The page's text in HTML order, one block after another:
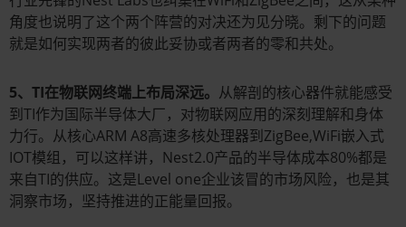
角度也说明了这个两个阵营的对决还为见分晓。剩下的问题
就是如何实现两者的彼此妥协或者两者的零和共处。
5、TI在物联网终端上布局深远。 从解剖的核心器件就能感受
到TI作为国际半导体大厂，对物联网应用的深刻理解和身体
力行。从核心ARM A8高速多核处理器到ZigBee,WiFi嵌入式
IOT模组，可以这样讲，Nest2.0产品的半导体成本80%都是
来自TI的供应。这是Level one企业该冒的市场风险，也是其
洞察市场，坚持推进的正能量回报。